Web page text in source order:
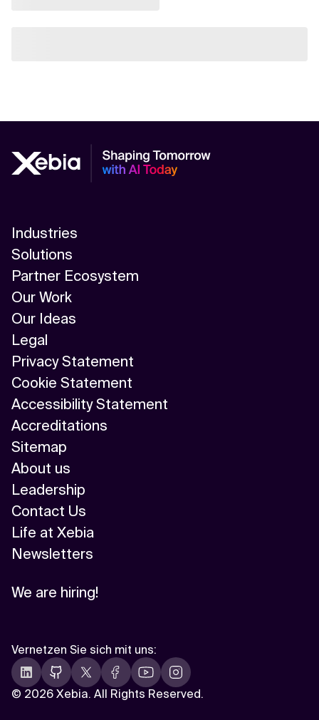
Industries
Solutions
Partner Ecosystem
Our Work
Our Ideas
Legal
Privacy Statement
Cookie Statement
Accessibility Statement
Accreditations
Sitemap
About us
Leadership
Contact Us
Life at Xebia
Newsletters
We are hiring!
© 2026 Xebia. All Rights Reserved.
Vernetzen Sie sich mit uns: